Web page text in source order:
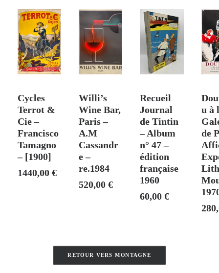
Dorival
–
1928
Cycles
Terrot &
Cie –
Francisco
Tamagno
– [1900]
1440,00 €
Willi’s
Wine Bar,
Paris –
A.M
Cassandr
e –
re.1984
520,00€
Recueil
Journal
de Tintin
– Album
n° 47 –
édition
française
1960
60,00€
u à
de
RETOUR VERS MONTAGNE